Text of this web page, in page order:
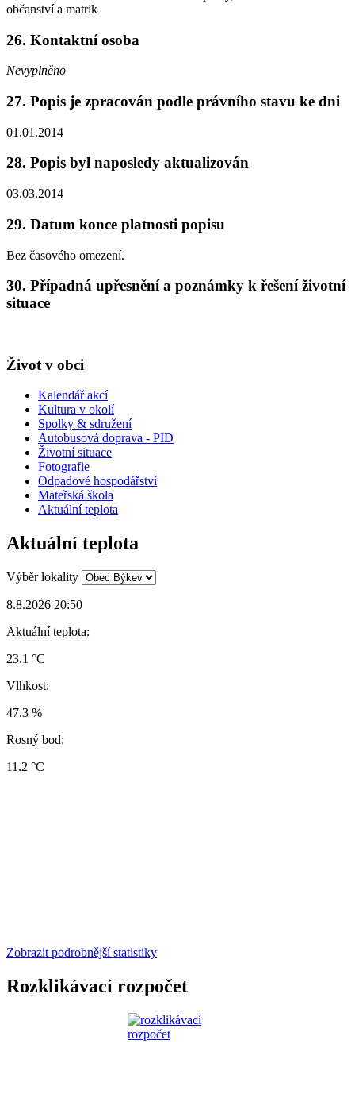
občanství a matrik
26. Kontaktní osoba
Nevyplněno
27. Popis je zpracován podle právního stavu ke dni
01.01.2014
28. Popis byl naposledy aktualizován
03.03.2014
29. Datum konce platnosti popisu
Bez časového omezení.
30. Případná upřesnění a poznámky k řešení životní
situace
Život v obci
Kalendář akcí
Kultura v okolí
Spolky & sdružení
Autobusová doprava - PID
Životní situace
Fotografie
Odpadové hospodářství
Mateřská škola
Aktuální teplota
Aktuální teplota
Výběr lokality
8.8.2026 20:50
Aktuální teplota:
23.1 °C
Vlhkost:
47.3 %
Rosný bod:
11.2 °C
Zobrazit podrobnější statistiky
Rozklikávací rozpočet